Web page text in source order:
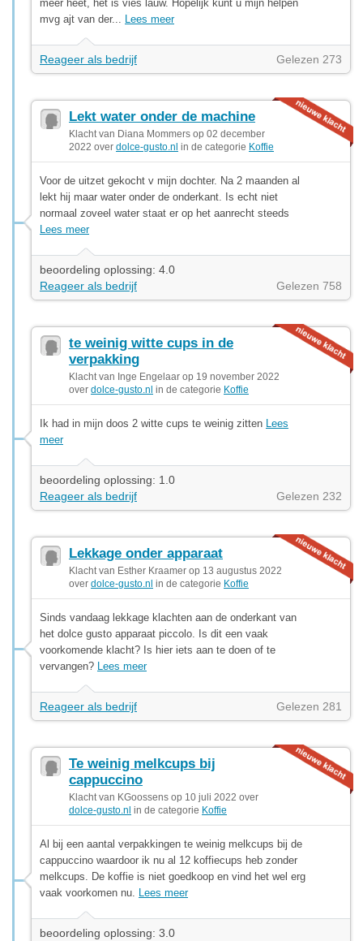
meer heet, het is vies lauw. Hopelijk kunt u mijn helpen
mvg ajt van der... Lees meer
Reageer als bedrijf Gelezen 273
Lekt water onder de machine
Klacht van Diana Mommers op 02 december
2022 over dolce-gusto.nl in de categorie Koffie
Voor de uitzet gekocht v mijn dochter. Na 2 maanden al
lekt hij maar water onder de onderkant. Is echt niet
normaal zoveel water staat er op het aanrecht steeds
Lees meer
beoordeling oplossing: 4.0
Reageer als bedrijf
Gelezen 758
te weinig witte cups in de
verpakking
Klacht van Inge Engelaar op 19 november 2022
over dolce-gusto.nl in de categorie Koffie
Ik had in mijn doos 2 witte cups te weinig zitten Lees
meer
beoordeling oplossing: 1.0
Reageer als bedrijf
Gelezen 232
Lekkage onder apparaat
Klacht van Esther Kraamer op 13 augustus 2022
over dolce-gusto.nl in de categorie Koffie
Sinds vandaag lekkage klachten aan de onderkant van
het dolce gusto apparaat piccolo. Is dit een vaak
voorkomende klacht? Is hier iets aan te doen of te
vervangen? Lees meer
Reageer als bedrijf Gelezen 281
Te weinig melkcups bij
cappuccino
Klacht van KGoossens op 10 juli 2022 over
dolce-gusto.nl in de categorie Koffie
Al bij een aantal verpakkingen te weinig melkcups bij de
cappuccino waardoor ik nu al 12 koffiecups heb zonder
melkcups. De koffie is niet goedkoop en vind het wel erg
vaak voorkomen nu. Lees meer
beoordeling oplossing: 3.0